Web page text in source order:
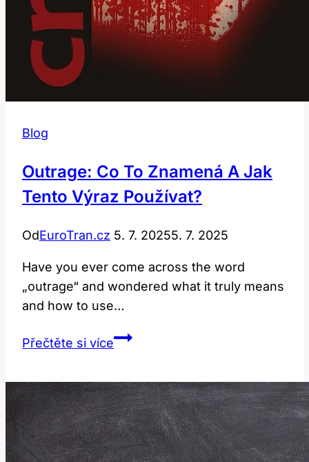
Blog
Outrage: Co To Znamená A Jak
Tento Výraz Používat?
OdEuroTran.cz 5. 7. 20255. 7. 2025
Have you ever come across the word
„outrage“ and wondered what it truly means
and how to use…
Přečtěte si víceOutrage:
Znamená
a
Jak
Tento